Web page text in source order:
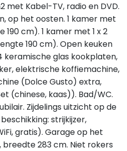
Kabel-TV, radio en DVD.
op het oosten. 1 kamer met
cm). 1 kamer met 1 x 2
190 cm). Open keuken
keramische glas kookplaten,
elektrische koffiemachine,
(Dolce Gusto) extra,
(chinese, kaas)). Bad/WC.
Zijdelings uitzicht op de
strijkijzer,
gratis). Garage op het
283 cm. Niet rokers